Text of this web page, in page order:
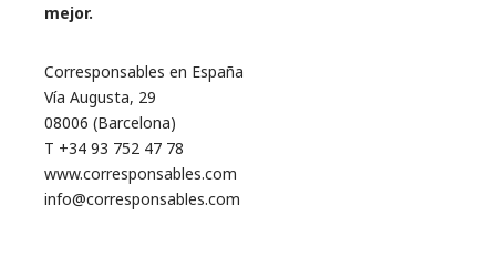
mejor.
Corresponsables en España
Vía Augusta, 29
08006 (Barcelona)
T +34 93 752 47 78
www.corresponsables.com
info@corresponsables.com